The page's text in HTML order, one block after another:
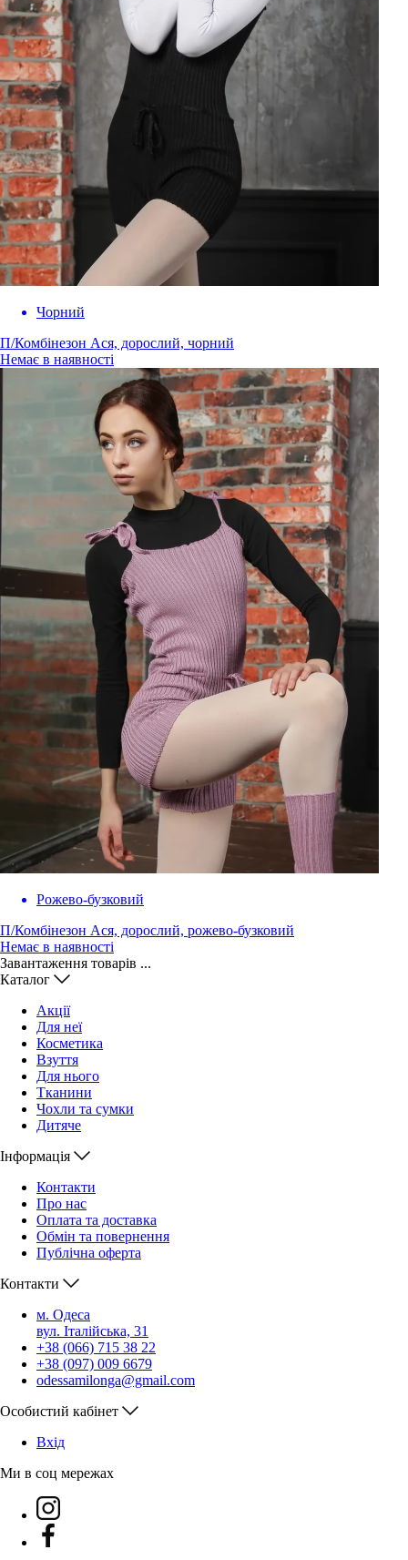
Чорний
П/Комбінезон Ася, дорослий, чорний
Немає в наявності
Рожево-бузковий
П/Комбінезон Ася, дорослий, рожево-бузковий
Немає в наявності
Завантаження товарів ...
Каталог
Акції
Для неї
Косметика
Взуття
Для нього
Тканини
Чохли та сумки
Дитяче
Інформація
Контакти
Про нас
Оплата та доставка
Обмін та повернення
Публічна оферта
Контакти
м. Одеса
вул. Італійська, 31
+38 (066) 715 38 22
+38 (097) 009 6679
odessamilonga@gmail.com
Особистий кабінет
Вхiд
Ми в соц мережах